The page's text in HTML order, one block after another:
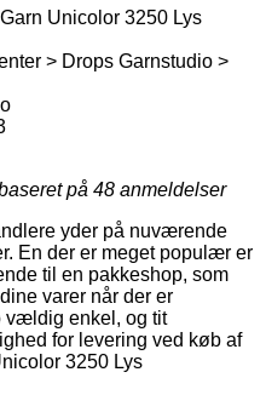
Unicolor 3250 Lys
> Drops Garnstudio >
på 48 anmeldelser
yder på nuværende
En der er meget populær er
til en pakkeshop, som
varer når der er
vældig enkel, og tit
for levering ved køb af
3250 Lys